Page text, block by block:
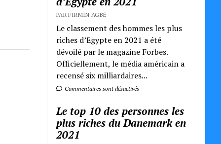
PAR FIRMIN AGBÉ
Le classement des hommes les plus
riches d’Egypte en 2021 a été
dévoilé par le magazine Forbes.
Officiellement, le média américain a
recensé six milliardaires...
Commentaires sont désactivés
Le top 10 des personnes les
plus riches du Danemark en
2021